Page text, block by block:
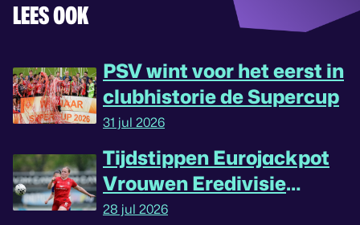
LEES OOK
PSV wint voor het eerst in
clubhistorie de Supercup
31 jul 2026
Tijdstippen Eurojackpot
Vrouwen Eredivisie
omgedraaid
28 jul 2026